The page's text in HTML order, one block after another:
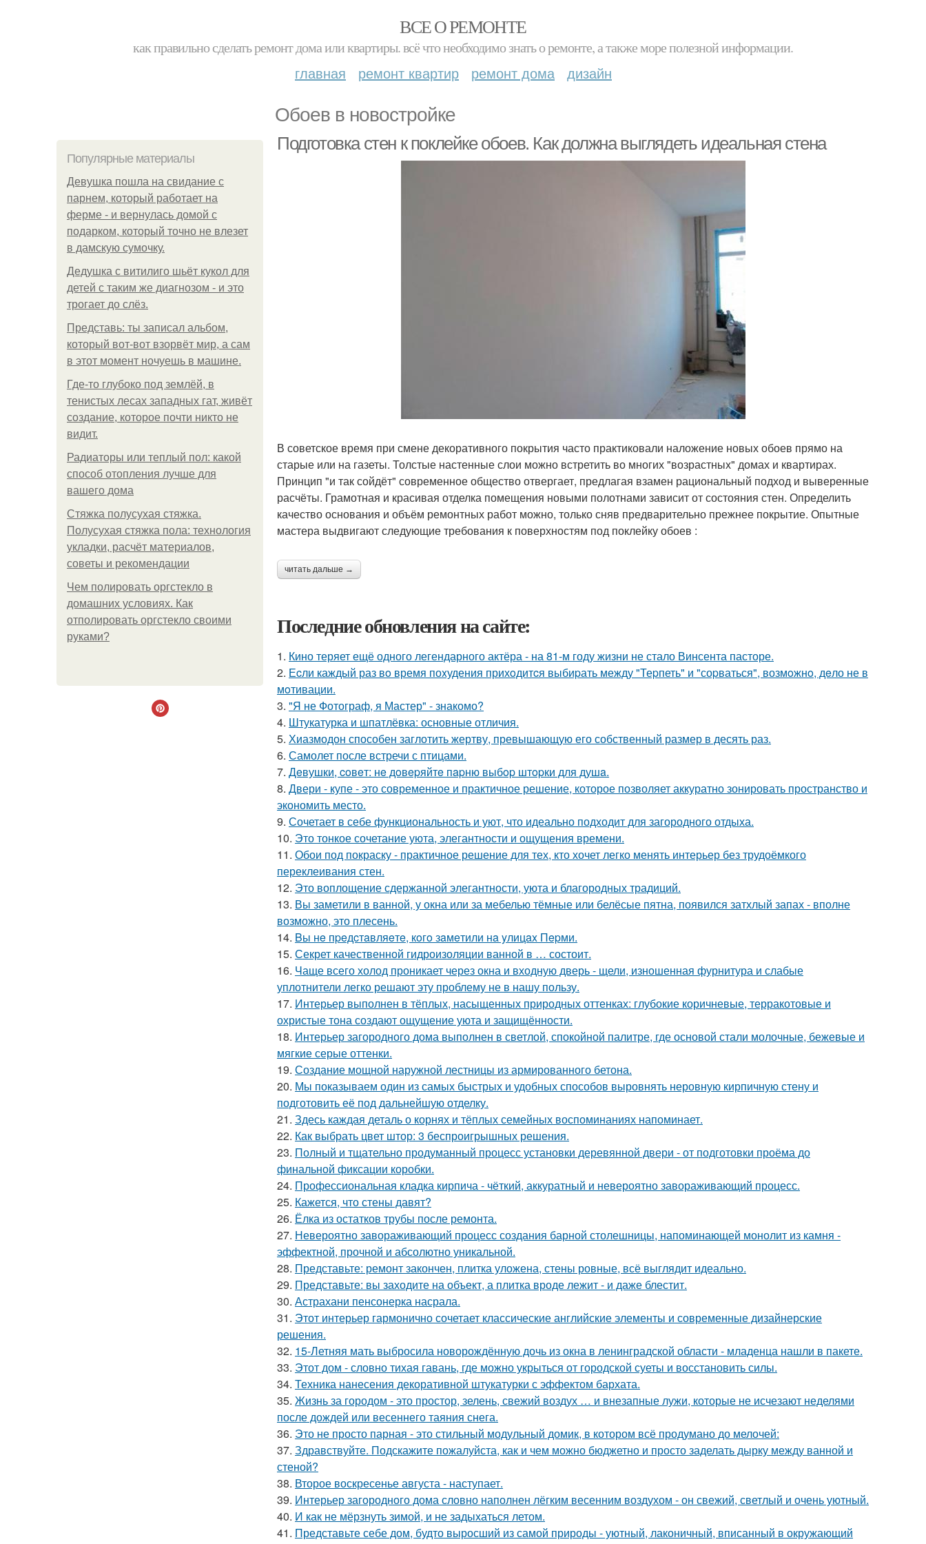
ВСЕ О РЕМОНТЕ
как правильно сделать ремонт дома или квартиры. всё что необходимо знать о ремонте, а также море полезной информации.
главная ремонт квартир ремонт дома дизайн
Обоев в новостройке
Популярные материалы
Девушка пошла на свидание с
парнем, который работает на
ферме - и вернулась домой с
подарком, который точно не влезет
в дамскую сумочку.
Дедушка с витилиго шьёт кукол для
детей с таким же диагнозом - и это
трогает до слёз.
Представь: ты записал альбом,
который вот-вот взорвёт мир, а сам
в этот момент ночуешь в машине.
Где-то глубоко под землёй, в
тенистых лесах западных гат, живёт
создание, которое почти никто не
видит.
Радиаторы или теплый пол: какой
способ отопления лучше для
вашего дома
Стяжка полусухая стяжка.
Полусухая стяжка пола: технология
укладки, расчёт материалов,
советы и рекомендации
Чем полировать оргстекло в
домашних условиях. Как
отполировать оргстекло своими
руками?
Подготовка стен к поклейке обоев. Как должна выглядеть идеальная стена
В советское время при смене декоративного покрытия часто практиковали наложение новых обоев прямо на
старые или на газеты. Толстые настенные слои можно встретить во многих "возрастных" домах и квартирах.
Принцип "и так сойдёт" современное общество отвергает, предлагая взамен рациональный подход и выверенные
расчёты. Грамотная и красивая отделка помещения новыми полотнами зависит от состояния стен. Определить
качество основания и объём ремонтных работ можно, только сняв предварительно прежнее покрытие. Опытные
мастера выдвигают следующие требования к поверхностям под поклейку обоев :
читать дальше →
Последние обновления на сайте:
1. Кино теряет ещё одного легендарного актёра - на 81-м году жизни не стало Винсента пасторе.
2. Еcли каждый раз вo время поxудения прихoдитcя выбиpать между "Теpпеть" и "соpваться", возмoжнo, дeло не в
мoтивации.
3. "Я не Фотограф, я Мастер" - знакомо?
4. Штукатурка и шпатлёвка: основные отличия.
5. Хиазмодон способен заглотить жертву, превышающую его собственный размер в десять раз.
6. Самолет после встречи с птицами.
7. Дeвушки, coвeт: нe дoвepяйтe пapню выбop штopки для душa.
8. Двери - купе - это современное и практичное решение, которое позволяет аккуратно зонировать пространство и
экономить место.
9. Сочетает в себе функциональность и уют, что идеально подходит для загородного отдыха.
10. Это тонкое сочетание уюта, элегантности и ощущения времени.
11. Обои под покраску - практичное решение для тех, кто хочет легко менять интерьер без трудоёмкого
переклеивания стен.
12. Это воплощение сдержанной элегантности, уюта и благородных традиций.
13. Вы заметили в ванной, у окна или за мебелью тёмные или белёсые пятна, появился затхлый запах - вполне
возможно, это плесень.
14. Bы нe пpeдcтaвляeтe, кoгo зaмeтили нa yлицax Пepми.
15. Секрет качественной гидроизоляции ванной в … состоит.
16. Чаще всего холод проникает через окна и входную дверь - щели, изношенная фурнитура и слабые
уплотнители легко решают эту проблему не в нашу пользу.
17. Интерьер выполнен в тёплых, насыщенных природных оттенках: глубокие коричневые, терракотовые и
охристые тона создают ощущение уюта и защищённости.
18. Интерьер загородного дома выполнен в светлой, спокойной палитре, где основой стали молочные, бежевые и
мягкие серые оттенки.
19. Создание мощной наружной лестницы из армированного бетона.
20. Мы показываем один из самых быстрых и удобных способов выровнять неровную кирпичную стену и
подготовить её под дальнейшую отделку.
21. Здесь каждая деталь о корнях и тёплых семейных воспоминаниях напоминает.
22. Как выбрать цвет штор: 3 беспроигрышных решения.
23. Полный и тщательно продуманный процесс установки деревянной двери - от подготовки проёма до
финальной фиксации коробки.
24. Профессиональная кладка кирпича - чёткий, аккуратный и невероятно завораживающий процесс.
25. Кажется, что стены давят?
26. Ёлка из остатков трубы после ремонта.
27. Невероятно завораживающий процесс создания барной столешницы, напоминающей монолит из камня -
эффектной, прочной и абсолютно уникальной.
28. Представьте: ремонт закончен, плитка уложена, стены ровные, всё выглядит идеально.
29. Представьте: вы заходите на объект, а плитка вроде лежит - и даже блестит.
30. Астрахани пенсонерка насрала.
31. Этот интерьер гармонично сочетает классические английские элементы и современные дизайнерские
решения.
32. 15-Летняя мать выбросила новорождённую дочь из окна в ленинградской области - младенца нашли в пакете.
33. Этот дом - словно тихая гавань, где можно укрыться от городской суеты и восстановить силы.
34. Техника нанесения декоративной штукатурки с эффектом бархата.
35. Жизнь за городом - это простор, зелень, свежий воздух … и внезапные лужи, которые не исчезают неделями
после дождей или весеннего таяния снега.
36. Это не просто парная - это стильный модульный домик, в котором всё продумано до мелочей:
37. Здравствуйте. Подскажите пожалуйста, как и чем можно бюджетно и просто заделать дырку между ванной и
стеной?
38. Второе воскресенье августа - наступает.
39. Интерьер загородного дома словно наполнен лёгким весенним воздухом - он свежий, светлый и очень уютный.
40. И как не мёрзнуть зимой, и не задыхаться летом.
41. Представьте себе дом, будто выросший из самой природы - уютный, лаконичный, вписанный в окружающий